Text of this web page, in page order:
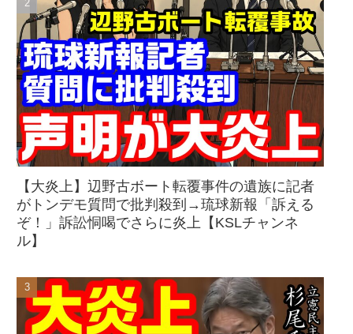
【大炎上】辺野古ボート転覆事件の遺族に記者
がトンデモ質問で批判殺到→琉球新報「訴える
ぞ！」訴訟恫喝でさらに炎上【KSLチャンネ
ル】